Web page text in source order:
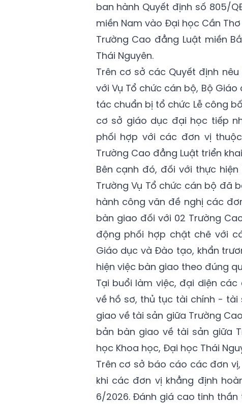
ban hành Quyết định số 805/
miền Nam vào Đại học Cần
Trường Cao đẳng Luật miền
Thái Nguyên.
Trên cơ sở các Quyết định
với Vụ Tổ chức cán bộ, Bộ
tác chuẩn bị tổ chức Lễ công
cơ sở giáo dục đại học tiếp
phối hợp với các đơn vị
Trường Cao đẳng Luật triển
Bên cạnh đó, đối với thực
Trường Vụ Tổ chức cán bộ đã
hành công văn đề nghị các
bàn giao đối với 02 Trường
động phối hợp chặt chẽ với
Giáo dục và Đào tạo, khẩn
hiện việc bàn giao theo đúng
Tại buổi làm việc, đại diện
về hồ sơ, thủ tục tài chính - tài
giao về tài sản giữa Trường
bản bàn giao về tài sản giữa
học Khoa học, Đại học Thái
Trên cơ sở báo cáo các đơn
khi các đơn vị khẳng định
6/2026. Đánh giá cao tinh